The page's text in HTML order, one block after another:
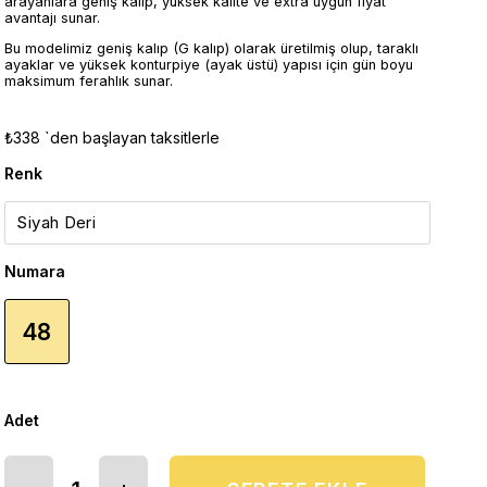
avantajı sunar.
Bu modelimiz geniş kalıp (G kalıp) olarak üretilmiş olup, taraklı
ayaklar ve yüksek konturpiye (ayak üstü) yapısı için gün boyu
maksimum ferahlık sunar.
₺338 `den başlayan taksitlerle
Renk
Numara
48
Adet